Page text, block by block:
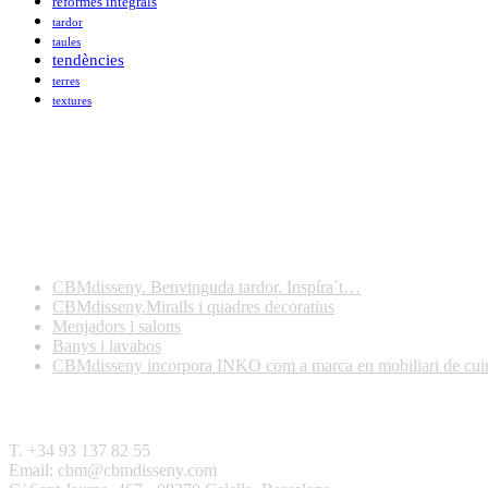
tardor
taules
tendències
terres
textures
CBMdisseny. Benvinguda tardor. Inspíra´t…
CBMdisseny.Miralls i quadres decoratius
Menjadors i salons
Banys i lavabos
CBMdisseny incorpora INKO com a marca en mobiliari de
T. +34 93 137 82 55
Email: cbm@cbmdisseny.com